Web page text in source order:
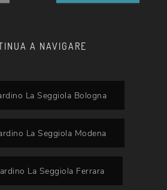
A NAVIGARE
La Seggiola Bologna
La Seggiola Modena
La Seggiola Ferrara